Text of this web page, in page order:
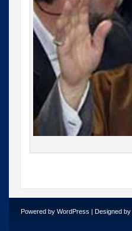
Powered by WordPress | Designed by